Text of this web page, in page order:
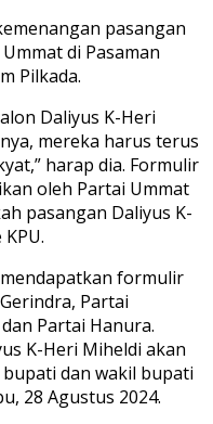
pasangan
di Pasaman
Pilkada.
Daliyus K-Heri
mereka harus terus
harap dia. Formulir
oleh Partai Ummat
pasangan Daliyus K-
formulir
Partai
Partai Hanura.
K-Heri Miheldi akan
dan wakil bupati
28 Agustus 2024.